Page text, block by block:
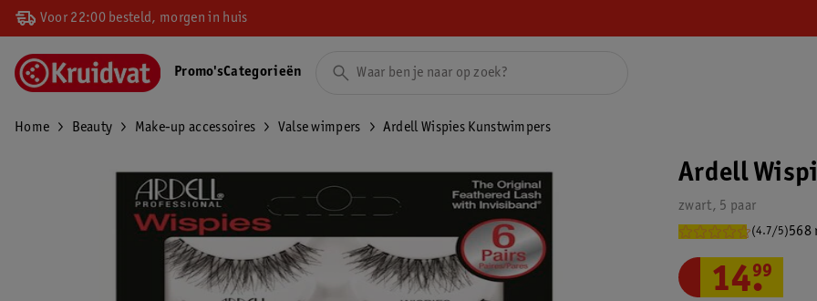
Voor 22:00 besteld, morgen in huis
Promo'sCategorieën
Home Beauty Make-up accessoires Valse wimpers Ardell Wispies Kunstwimpers
Ardell
zwart, 5 paar
(4.7/5)568
14.
99